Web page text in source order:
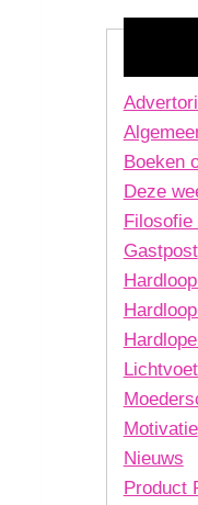
Boeken
Deze
Filosofie
Gastpost
Motivatie
Nieuws
Product